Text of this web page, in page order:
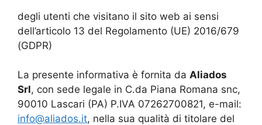
degli utenti che visitano il sito web ai sensi
dell’articolo 13 del Regolamento (UE) 2016/679
(GDPR)
La presente informativa è fornita da Aliados
Srl, con sede legale in C.da Piana Romana snc,
90010 Lascari (PA) P.IVA 07262700821, e-mail:
info@aliados.it, nella sua qualità di titolare del